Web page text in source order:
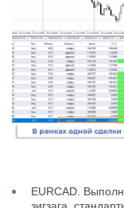
EURCAD.